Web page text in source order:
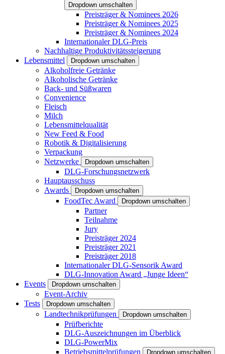
Dropdown umschalten
Preisträger & Nominees 2026
Preisträger & Nominees 2025
Preisträger & Nominees 2024
Internationaler DLG-Preis
Nachhaltige Produktivitätssteigerung
Lebensmittel
Dropdown umschalten
Alkoholfreie Getränke
Alkoholische Getränke
Back- und Süßwaren
Convenience
Fleisch
Milch
Lebensmittelqualität
New Feed & Food
Robotik & Digitalisierung
Verpackung
Netzwerke
Dropdown umschalten
DLG-Forschungsnetzwerk
Hauptausschuss
Awards
Dropdown umschalten
FoodTec Award Dropdown umschalten
Partner
Teilnahme
Jury
Preisträger 2024
Preisträger 2021
Preisträger 2018
Internationaler DLG-Sensorik Award
DLG-Innovation Award „Junge Ideen“
Events
Dropdown umschalten
Event-Archiv
Tests
Dropdown umschalten
Landtechnikprüfungen Dropdown umschalten
Prüfberichte
DLG-Auszeichnungen im Überblick
DLG-PowerMix
Betriebsmittelprüfungen
Dropdown umschalten